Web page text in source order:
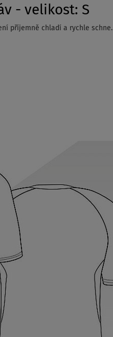
- velikost: S
příjemně chladí a rychle schne.